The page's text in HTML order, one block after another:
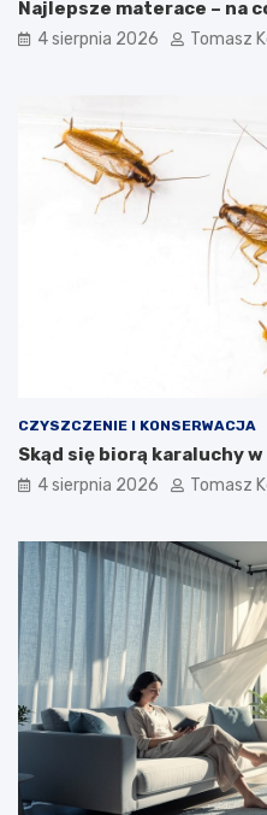
Najlepsze materace – na
4 sierpnia 2026 Tomasz
CZYSZCZENIE I KONSERWACJA
Skąd się biorą karaluchy
4 sierpnia 2026 Tomasz